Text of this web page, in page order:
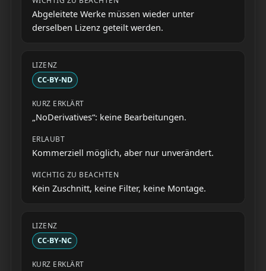
Abgeleitete Werke müssen wieder unter
derselben Lizenz geteilt werden.
CC-BY-ND
„NoDerivatives“: keine Bearbeitungen.
Kommerziell möglich, aber nur unverändert.
Kein Zuschnitt, keine Filter, keine Montage.
CC-BY-NC